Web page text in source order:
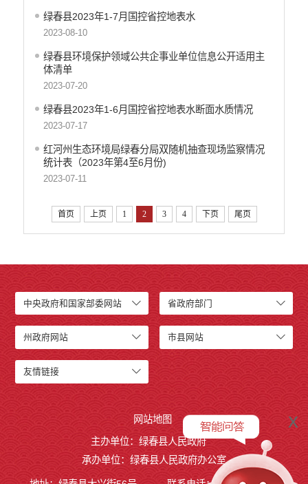
绿春县2023年1-7月国控省控地表水
2023-08-10
绿春县环境保护领域公共企事业单位信息公开适用主
体清单
2023-07-20
绿春县2023年1-6月国控省控地表水断面水质情况
2023-07-17
红河州生态环境局绿春分局双随机抽查现场监察情况
统计表（2023年第4至6月份)
2023-07-11
首页 上页 1 2 3 4 下页 尾页
中央政府和国家部委网站 省政府部门
州政府网站 市县网站
友情链接
x
网站地图
主办单位：绿春县人民政府
承办单位：绿春县人民政府办公室